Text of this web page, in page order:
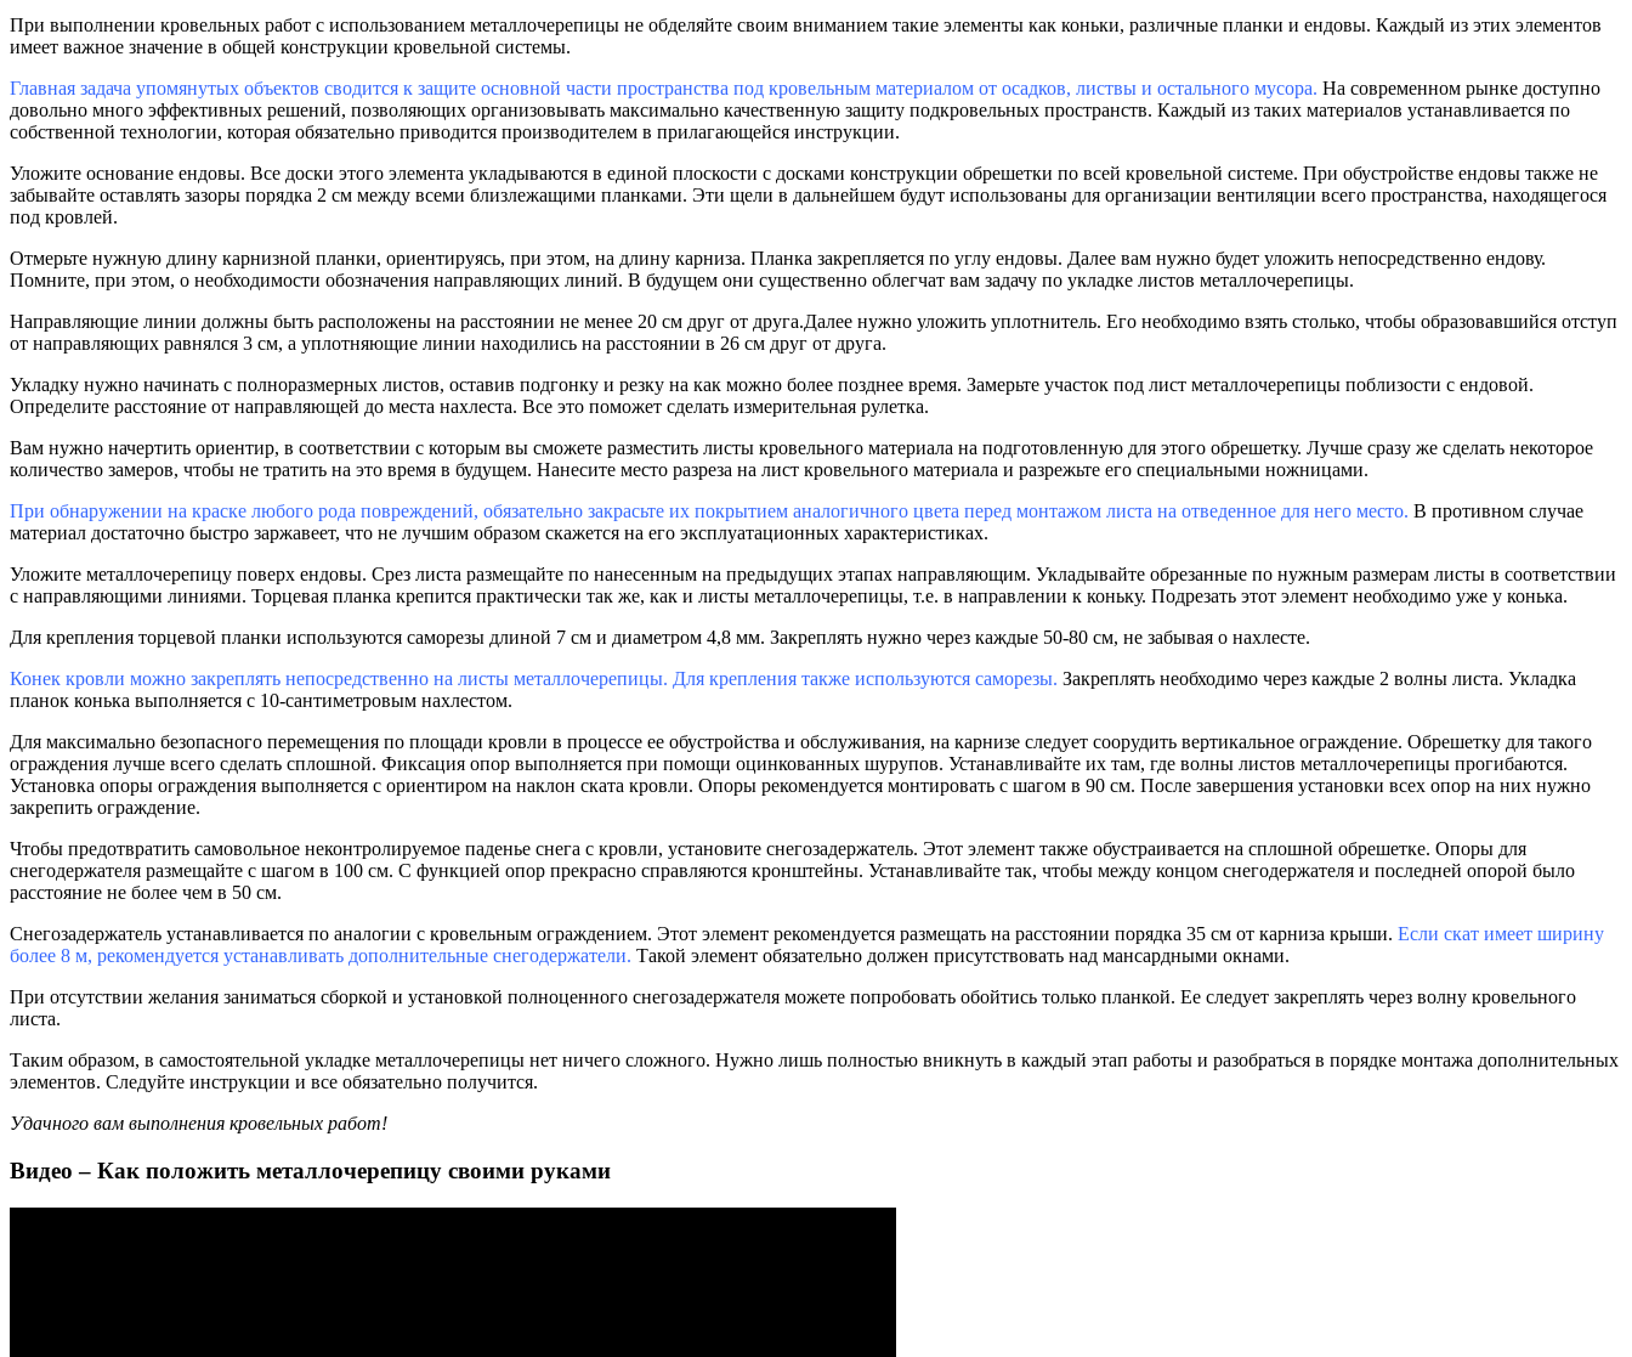
При выполнении кровельных работ с использованием металлочерепицы не обделяйте своим вниманием такие элементы как коньки, различные планки и ендовы. Каждый из этих элементов
имеет важное значение в общей конструкции кровельной системы.
Главная задача упомянутых объектов сводится к защите основной части пространства под кровельным материалом от осадков, листвы и остального мусора. На современном рынке доступно
довольно много эффективных решений, позволяющих организовывать максимально качественную защиту подкровельных пространств. Каждый из таких материалов устанавливается по
собственной технологии, которая обязательно приводится производителем в прилагающейся инструкции.
Уложите основание ендовы. Все доски этого элемента укладываются в единой плоскости с досками конструкции обрешетки по всей кровельной системе. При обустройстве ендовы также не
забывайте оставлять зазоры порядка 2 см между всеми близлежащими планками. Эти щели в дальнейшем будут использованы для организации вентиляции всего пространства, находящегося
под кровлей.
Отмерьте нужную длину карнизной планки, ориентируясь, при этом, на длину карниза. Планка закрепляется по углу ендовы. Далее вам нужно будет уложить непосредственно ендову.
Помните, при этом, о необходимости обозначения направляющих линий. В будущем они существенно облегчат вам задачу по укладке листов металлочерепицы.
Направляющие линии должны быть расположены на расстоянии не менее 20 см друг от друга.Далее нужно уложить уплотнитель. Его необходимо взять столько, чтобы образовавшийся отступ
от направляющих равнялся 3 см, а уплотняющие линии находились на расстоянии в 26 см друг от друга.
Укладку нужно начинать с полноразмерных листов, оставив подгонку и резку на как можно более позднее время. Замерьте участок под лист металлочерепицы поблизости с ендовой.
Определите расстояние от направляющей до места нахлеста. Все это поможет сделать измерительная рулетка.
Вам нужно начертить ориентир, в соответствии с которым вы сможете разместить листы кровельного материала на подготовленную для этого обрешетку. Лучше сразу же сделать некоторое
количество замеров, чтобы не тратить на это время в будущем. Нанесите место разреза на лист кровельного материала и разрежьте его специальными ножницами.
При обнаружении на краске любого рода повреждений, обязательно закрасьте их покрытием аналогичного цвета перед монтажом листа на отведенное для него место. В противном случае
материал достаточно быстро заржавеет, что не лучшим образом скажется на его эксплуатационных характеристиках.
Уложите металлочерепицу поверх ендовы. Срез листа размещайте по нанесенным на предыдущих этапах направляющим. Укладывайте обрезанные по нужным размерам листы в соответствии
с направляющими линиями. Торцевая планка крепится практически так же, как и листы металлочерепицы, т.е. в направлении к коньку. Подрезать этот элемент необходимо уже у конька.
Для крепления торцевой планки используются саморезы длиной 7 см и диаметром 4,8 мм. Закреплять нужно через каждые 50-80 см, не забывая о нахлесте.
Конек кровли можно закреплять непосредственно на листы металлочерепицы. Для крепления также используются саморезы. Закреплять необходимо через каждые 2 волны листа. Укладка
планок конька выполняется с 10-сантиметровым нахлестом.
Для максимально безопасного перемещения по площади кровли в процессе ее обустройства и обслуживания, на карнизе следует соорудить вертикальное ограждение. Обрешетку для такого
ограждения лучше всего сделать сплошной. Фиксация опор выполняется при помощи оцинкованных шурупов. Устанавливайте их там, где волны листов металлочерепицы прогибаются.
Установка опоры ограждения выполняется с ориентиром на наклон ската кровли. Опоры рекомендуется монтировать с шагом в 90 см. После завершения установки всех опор на них нужно
закрепить ограждение.
Чтобы предотвратить самовольное неконтролируемое паденье снега с кровли, установите снегозадержатель. Этот элемент также обустраивается на сплошной обрешетке. Опоры для
снегодержателя размещайте с шагом в 100 см. С функцией опор прекрасно справляются кронштейны. Устанавливайте так, чтобы между концом снегодержателя и последней опорой было
расстояние не более чем в 50 см.
Снегозадержатель устанавливается по аналогии с кровельным ограждением. Этот элемент рекомендуется размещать на расстоянии порядка 35 см от карниза крыши. Если скат имеет ширину
более 8 м, рекомендуется устанавливать дополнительные снегодержатели. Такой элемент обязательно должен присутствовать над мансардными окнами.
При отсутствии желания заниматься сборкой и установкой полноценного снегозадержателя можете попробовать обойтись только планкой. Ее следует закреплять через волну кровельного
листа.
Таким образом, в самостоятельной укладке металлочерепицы нет ничего сложного. Нужно лишь полностью вникнуть в каждый этап работы и разобраться в порядке монтажа дополнительных
элементов. Следуйте инструкции и все обязательно получится.
Удачного вам выполнения кровельных работ!
Видео – Как положить металлочерепицу своими руками